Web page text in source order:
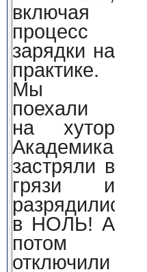
включая
процесс
зарядки на
практике.
Мы
поехали
на хутор
Академика,
застряли в
грязи и
разрядились
в НОЛЬ! А
потом
отключили